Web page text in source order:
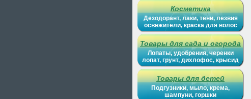
Косметика
Дезодорант, лаки, тени, лезвия
освежители, краска для волос
Товары для сада и огорода
Лопаты, удобрения, черенки
лопат, грунт, дихлофос, крысид
Товары для детей
Подгузники, мыло, крема,
шампуни, горшки